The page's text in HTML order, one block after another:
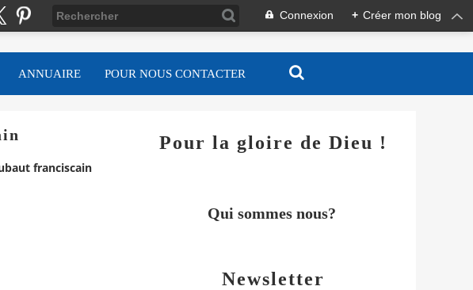
Connexion + Créer mon blog
ANNUAIRE POUR NOUS CONTACTER
franciscain
Newsletter
Pour la gloire de Dieu !
Qui sommes nous?